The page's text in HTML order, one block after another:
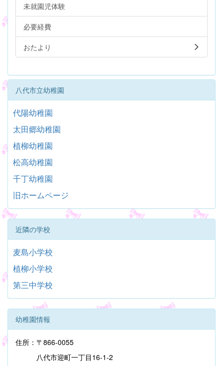
未就園児体験
必要経費
おたより
八代市立幼稚園
代陽幼稚園
太田郷幼稚園
植柳幼稚園
松高幼稚園
千丁幼稚園
旧ホームページ
近隣の学校
麦島小学校
植柳小学校
第三中学校
幼稚園情報
住所：〒866-0055
八代市迎町一丁目16-1-2